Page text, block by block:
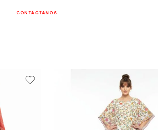
CONTÁCTANOS